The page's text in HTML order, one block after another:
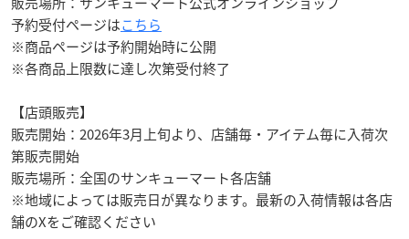
予約受付ページはこちら
※商品ページは予約開始時に公開
※各商品上限数に達し次第受付終了
【店頭販売】
販売開始：2026年3月上旬より、店舗毎・アイテム毎に入荷次
第販売開始
販売場所：全国のサンキューマート各店舗
※地域によっては販売日が異なります。最新の入荷情報は各店
舗のXをご確認ください